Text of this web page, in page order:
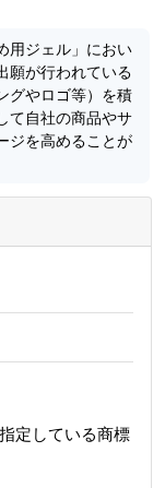
用ジェル」におい
願が行われている
グやロゴ等）を積
て自社の商品やサ
ジを高めることが
定している商標